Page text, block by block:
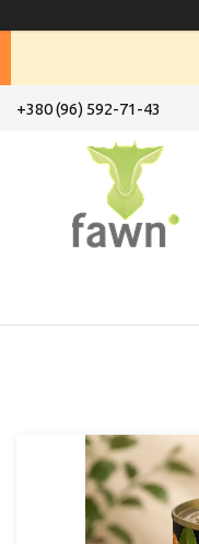
+380 (96) 592-71-43